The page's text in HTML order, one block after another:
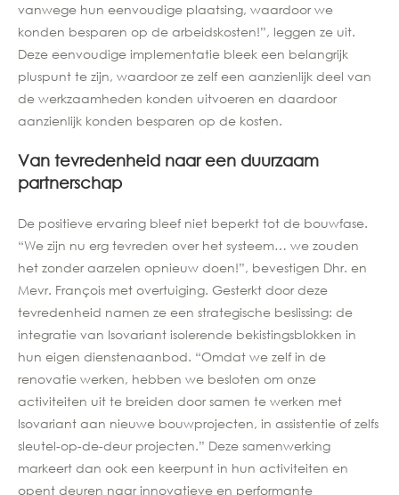
vanwege hun eenvoudige plaatsing, waardoor we
konden besparen op de arbeidskosten!”, leggen ze uit.
Deze eenvoudige implementatie bleek een belangrijk
pluspunt te zijn, waardoor ze zelf een aanzienlijk deel van
de werkzaamheden konden uitvoeren en daardoor
aanzienlijk konden besparen op de kosten.
Van tevredenheid naar een duurzaam
partnerschap
De positieve ervaring bleef niet beperkt tot de bouwfase.
“We zijn nu erg tevreden over het systeem… we zouden
het zonder aarzelen opnieuw doen!”, bevestigen Dhr. en
Mevr. François met overtuiging. Gesterkt door deze
tevredenheid namen ze een strategische beslissing: de
integratie van Isovariant isolerende bekistingsblokken in
hun eigen dienstenaanbod. “Omdat we zelf in de
renovatie werken, hebben we besloten om onze
activiteiten uit te breiden door samen te werken met
Isovariant aan nieuwe bouwprojecten, in assistentie of zelfs
sleutel-op-de-deur projecten.” Deze samenwerking
markeert dan ook een keerpunt in hun activiteiten en
opent deuren naar innovatieve en performante